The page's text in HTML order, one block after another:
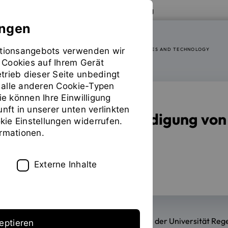
Zur Website der OTH Regensburg
RESEARCH CENTER OF HEALTH SCIENCES AND TECHNOLOGY
Promotionsverteidigung
Regensburg
03.03.2026
Michael Kranz hat seine Promotion an der Universität
verwenden wir
auf Ihrem Gerät
dieser Seite unbedingt
anderen Cookie-Typen
können Ihre Einwilligung
in unserer unten verlinkten
Einstellungen widerrufen.
Externe Inhalte